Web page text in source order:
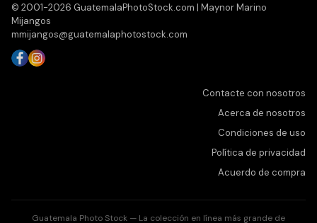
© 2001-2026 GuatemalaPhotoStock.com | Maynor Marino
Mijangos
mmijangos@guatemalaphotostock.com
Contacte con nosotros
Acerca de nosotros
Condiciones de uso
Política de privacidad
Acuerdo de compra
Guatemala Photo Stock — La colección en línea más grande de